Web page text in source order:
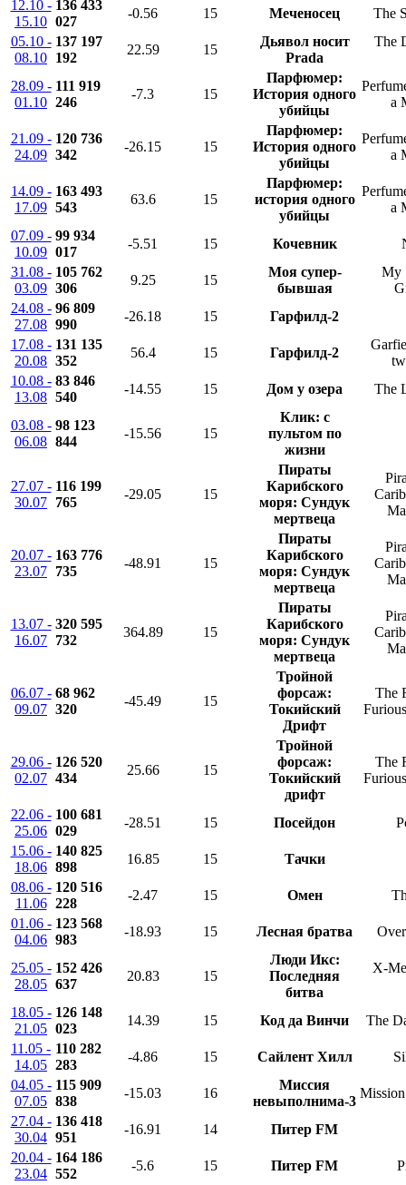
12.10 -
15.10
136 433
027
-0.56 15 Меченосец
The
05.10 -
08.10
137 197
192
22.59 15
Дьявол носит
Prada
The
28.09 -
01.10
111 919
246
-7.3 15
Парфюмер:
История одного
убийцы
a
21.09 -
24.09
120 736
342
-26.15 15
Парфюмер:
История одного
убийцы
a
14.09 -
17.09
163 493
543
63.6 15
Парфюмер:
история одного
убийцы
a
07.09 -
10.09
99 934
017
-5.51 15 Кочевник
31.08 -
03.09
105 762
306
9.25 15
Моя супер-
бывшая
My
24.08 -
27.08
96 809
990
-26.18 15
Гарфилд-2
17.08 -
20.08
131 135
352
56.4 15 Гарфилд-2
10.08 -
13.08
83 846
540
-14.55 15 Дом у озера The
03.08 -
06.08
98 123
844
-15.56 15
Клик: с
пультом по
жизни
27.07 -
30.07
116 199
765
-29.05 15
Пираты
Карибского
моря: Сундук
мертвеца
20.07 -
23.07
163 776
735
-48.91 15
Пираты
Карибского
моря: Сундук
мертвеца
13.07 -
16.07
320 595
732
364.89 15
Пираты
Карибского
моря: Сундук
мертвеца
06.07 -
09.07
68 962
320
-45.49 15
Тройной
форсаж:
Токийский
Дрифт
The
29.06 -
02.07
126 520
434
25.66 15
Тройной
форсаж:
Токийский
дрифт
The
22.06 -
25.06
100 681
029
-28.51 15 Посейдон
15.06 -
18.06
140 825
898
16.85 15
Тачки
08.06 -
11.06
120 516
228
-2.47 15 Омен
01.06 -
04.06
123 568
983
-18.93 15 Лесная братва
25.05 -
28.05
152 426
637
20.83 15
Люди Икс:
Последняя
битва
X-
18.05 -
21.05
126 148
023
14.39 15 Код да Винчи
The
11.05 -
14.05
110 282
283
-4.86 15 Сайлент Хилл
04.05 -
07.05
115 909
838
-15.03 16
Миссия
невыполнима-3
27.04 -
30.04
136 418
951
-16.91 14
Питер FM
20.04 -
23.04
164 186
552
-5.6 15 Питер FM